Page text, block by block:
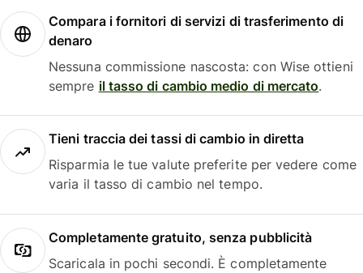
Compara i fornitori di servizi di trasferimento di
denaro
Nessuna commissione nascosta: con Wise ottieni
sempre il tasso di cambio medio di mercato.
Tieni traccia dei tassi di cambio in diretta
Risparmia le tue valute preferite per vedere come
varia il tasso di cambio nel tempo.
Completamente gratuito, senza pubblicità
Scaricala in pochi secondi. È completamente